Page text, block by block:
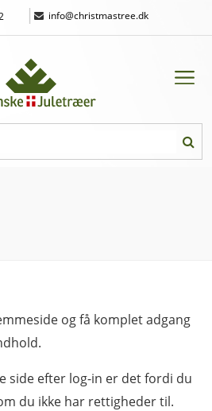
| info@christmastree.dk
og få komplet adgang
side efter log-in er det fordi du
du ikke har rettigheder til.